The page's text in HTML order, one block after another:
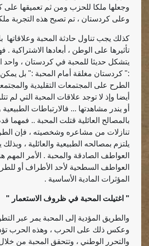
وجعلها ملكا للحزب ومن ثم تعميقها على
وعلى كردستان ، تم تصبح هذه التجربة ملكا
كذلك يجب تناول حادثة المحبة وعلاقاتها
تأثيرها على الوطن ، أبعادها الاشتراكية .
يتشكل حديثا للمحبة في كردستان ، واحد
:" كردستان مغلقة أمام المحبة :" بل يمكن
الطرح على المجتمعات التقليدية
أيضا وإذ لا توجد علاقات المحبة التي لم
أو يندر مشاهدتها ... فالارتباطات الطبيعية
بالمصالح العائلية قتلت المحبة .. فمهما
تنازلات من مشاعره وشخصيته ، فإن
يلتزم بمصالحه الطبيعية والعائلية ، وبذلك
العواطف الصادقة والمحبة . الأمر المهم
العواطف السطحية لأحد الأطراف أو
المؤثرات المادية الأساسية .
" اغتيلت المحبة في ظروف الاستعمار "
والطريق المؤدية إلى المحبة يمر عبر
وعكس ذلك على الحرب ، وهذه الحرب تؤدي
والتحرر الوطني ، وتتحقق المحبة من خلال